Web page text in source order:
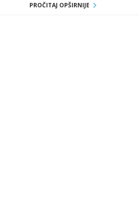
PROČITAJ OPŠIRNIJE